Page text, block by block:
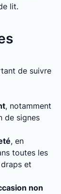
lit.
de suivre
, notamment
de signes
, en
toutes les
et
non